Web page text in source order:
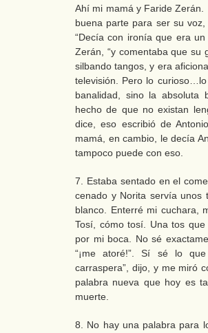
Ahí mi mamá y Faride
buena parte para ser su
“Decía con ironía que era
Zerán, “y comentaba que su
silbando tangos, y era
televisión. Pero lo
banalidad, sino la absoluta
hecho de que no existan
dice, eso escribió de
mamá, en cambio, le decía
tampoco puede con eso.
7. Estaba sentado en el
cenado y Norita servía unos
blanco. Enterré mi cuchara,
Tosí, cómo tosí. Una tos
por mi boca. No sé
“¡me atoré!”. Sí sé lo
carraspera”, dijo, y me miró
palabra nueva que hoy es
muerte.
8. No hay una palabra para